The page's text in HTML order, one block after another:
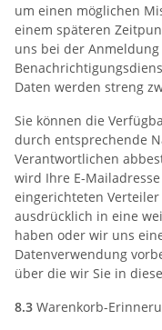
um einen möglichen
einem späteren
uns bei der
Daten werden streng
Sie können die
durch entsprechende
Verantwortlichen
wird Ihre E-
eingerichteten
ausdrücklich in eine
haben oder wir uns
Datenverwendung
über die wir Sie in
8.3 Warenkorb-